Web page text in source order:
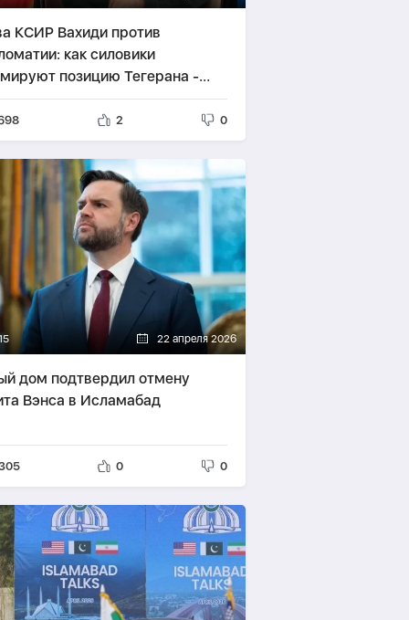
КСИР Вахиди против
как силовики
позицию Тегерана -
2 0
22 апреля 2026
дом подтвердил отмену
Вэнса в Исламабад
0 0